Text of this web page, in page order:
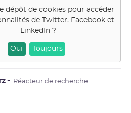
dépôt de cookies pour accéder
de Twitter, Facebook et
LinkedIn?
Oui Toujours
Réacteur de recherche